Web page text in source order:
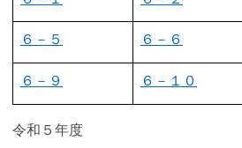
６－５ ６－６
６－９ ６－１０
令和５年度